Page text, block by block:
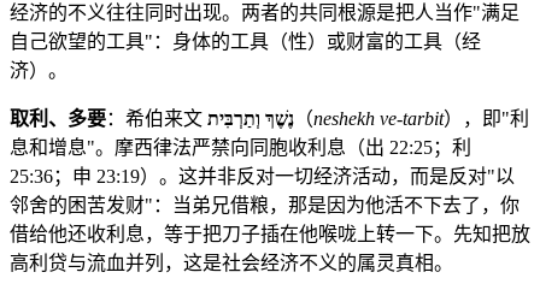
经济的不义往往同时出现。两者的共同根源是把人当作"满足
自己欲望的工具"：身体的工具（性）或财富的工具（经
济）。
取利、多要：希伯来文 נֶשֶׁךְ וְתַרְבִּית （neshekh ve-tarbit），即"利
息和增息"。摩西律法严禁向同胞收利息（出 22:25；利
25:36；申 23:19）。这并非反对一切经济活动，而是反对"以
邻舍的困苦发财"：当弟兄借粮，那是因为他活不下去了，你
借给他还收利息，等于把刀子插在他喉咙上转一下。先知把放
高利贷与流血并列，这是社会经济不义的属灵真相。